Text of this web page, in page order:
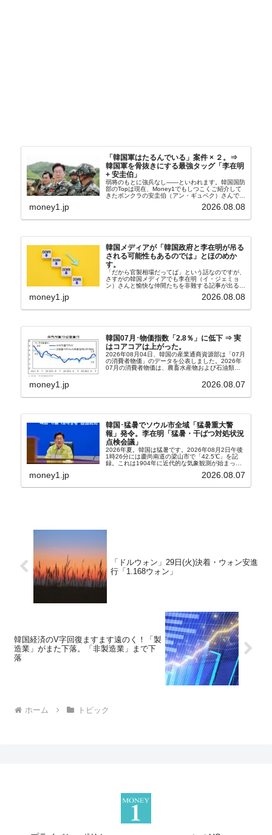
「韓国軍はたるんでいる」案件 × ２。⇒
韓国軍を骨抜きにする最強タッグ「李在明
+ 安圭伯」
弱将のもとに強兵なし――といわれます。韓国国防
部のTopは現在、Money1でもしつこくご紹介して
きたボンクラの安圭伯（アン・ギュベク）さんで
さんと「韓国初の文官上がり」の国防部長官安圭伯
money1.jp 2026.08.08
韓国メディアが「韓国政府と李在明が吊る
される可能性もあるのでは」とほのめか
す。
「だから官製相場だってば」という話なのですが、
さすがの韓国メディアでも李在明（イ・ジェミョ
ン）さんと愉快な仲間たちを非難する記事が出るよ
うになっています。もちろん株価の暴落についてで
『朝鮮日報』に面白い記事が出ています。「東西南
money1.jp 2026.08.08
韓国07月･物価指数「2.8％」に低下 ⇒ 実
はコアコアは上がった。
2026年08月04日、韓国の産業通商資源部は「07月
の消費者物価」のデータを公表しました。2026年
07月の消費者物価は、農畜水産物および石油類の
2.8％上昇（06月は3.2％）となり、上昇率は前...
money1.jp 2026.08.07
韓国･猛暑でソウル市全域「猛暑重大警
報」発令。李在明「猛暑・干ばつ対処状況
点検会議」
2026年夏。韓国は猛暑です。2026年08月2日午後
1時26分には慶尚南道の梁山市で「42.5℃」を記
録。これは1904年に近代的な気象観測が始まって
ウル市全域への「猛暑重大警報」が発令され...
money1.jp 2026.08.07
「ドルウォン」29日(火)決着・ウォン安進
行「1.168ウォン」
韓国経済のV字回復ますます遠のく！「製
造業」がまた下落。「非製造業」まで下
落
ホーム トピック